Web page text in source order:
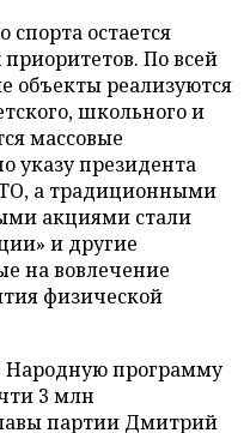
спорта остается
По всей
объекты реализуются
школьного и
массовые
указу президента
а традиционными
акциями стали
и другие
на вовлечение
физической
Народную программу
3 млн
партии Дмитрий